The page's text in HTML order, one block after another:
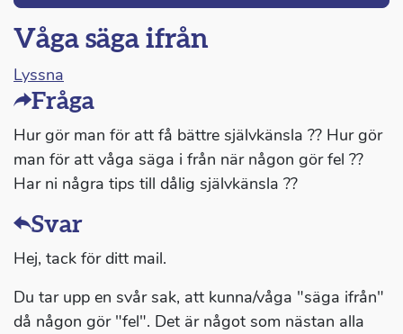
Våga säga ifrån
Lyssna
Fråga
Hur gör man för att få bättre självkänsla ?? Hur gör
man för att våga säga i från när någon gör fel ??
Har ni några tips till dålig självkänsla ??
Svar
Hej, tack för ditt mail.
Du tar upp en svår sak, att kunna/våga "säga ifrån"
då någon gör "fel". Det är något som nästan alla